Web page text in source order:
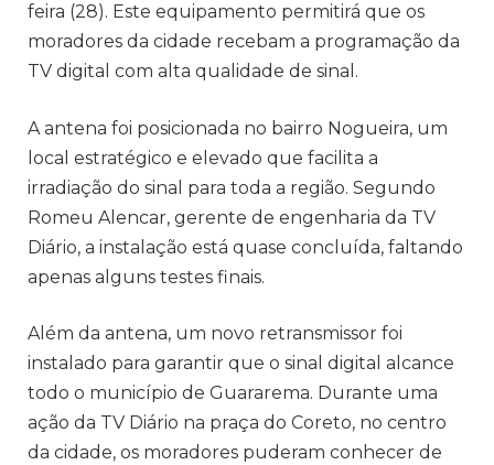
feira (28). Este equipamento permitirá que os
moradores da cidade recebam a programação da
TV digital com alta qualidade de sinal.
A antena foi posicionada no bairro Nogueira, um
local estratégico e elevado que facilita a
irradiação do sinal para toda a região. Segundo
Romeu Alencar, gerente de engenharia da TV
Diário, a instalação está quase concluída, faltando
apenas alguns testes finais.
Além da antena, um novo retransmissor foi
instalado para garantir que o sinal digital alcance
todo o município de Guararema. Durante uma
ação da TV Diário na praça do Coreto, no centro
da cidade, os moradores puderam conhecer de